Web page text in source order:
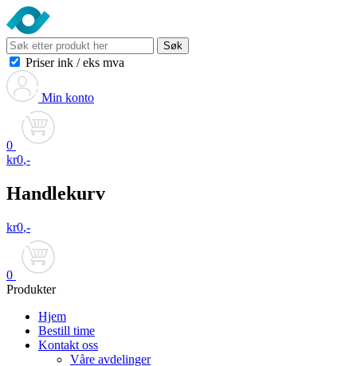
Søk
Priser ink / eks mva
Min konto
0
kr0,-
Handlekurv
kr0,-
0
Produkter
Hjem
Bestill time
Kontakt oss
Våre avdelinger